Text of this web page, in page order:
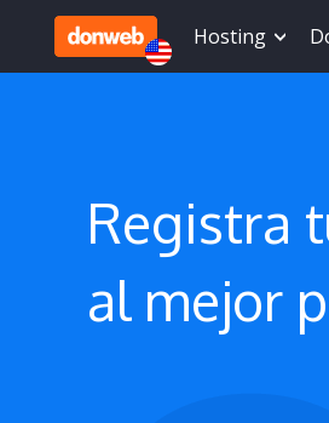
Hosting
Registra
al mejor